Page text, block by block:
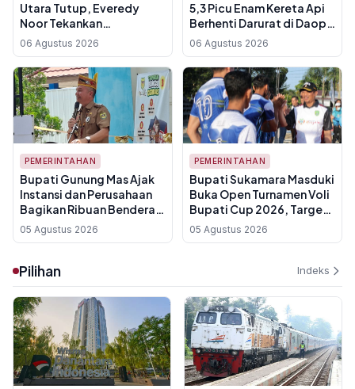
Utara Tutup, Everedy
Noor Tekankan
Sportivitas untuk Perkuat
Sinergi ASN dan
Perbankan
06 Agustus 2026
5,3 Picu Enam Kereta Api
Berhenti Darurat di Daop 2
Bandung
06 Agustus 2026
PEMERINTAHAN
Bupati Gunung Mas Ajak
Instansi dan Perusahaan
Bagikan Ribuan Bendera
Merah Putih Jelang HUT
Ke-81 RI, Ini Rincian
05 Agustus 2026
PEMERINTAHAN
Bupati Sukamara Masduki
Buka Open Turnamen Voli
Bupati Cup 2026, Target
Lahirkan Atlet Berprestasi
dan Putar Roda UMKM
05 Agustus 2026
Pilihan Indeks